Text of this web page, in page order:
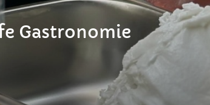
Gastronomie